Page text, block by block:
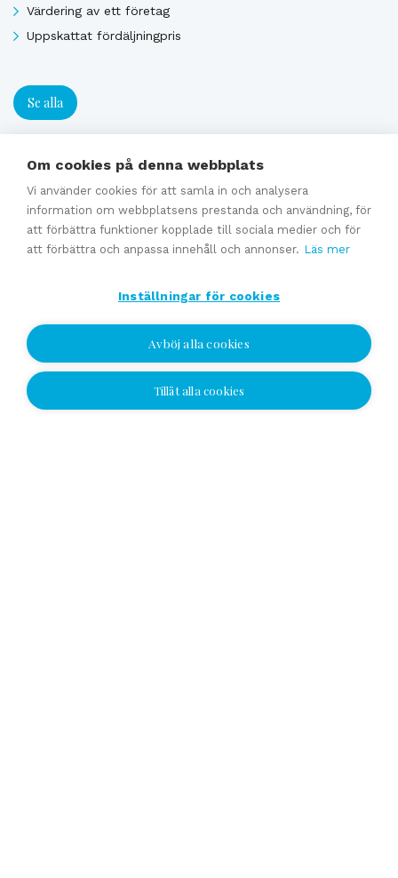
Värdering av ett företag
Uppskattat fördäljningpris
Se alla
Experttjänster
Förmedling av en företagsaffär
Generationsväxling och familjeföretagstjänster
Uppskattat försäljningpris
Affärsavtal
Se alla Jag vill bli kontaktad
Om cookies på denna webbplats
Vi använder cookies för att samla in och analysera
information om webbplatsens prestanda och användning, för
att förbättra funktioner kopplade till sociala medier och för
att förbättra och anpassa innehåll och annonser. Läs mer
Inställningar för cookies
Avböj alla cookies
Tillåt alla cookies